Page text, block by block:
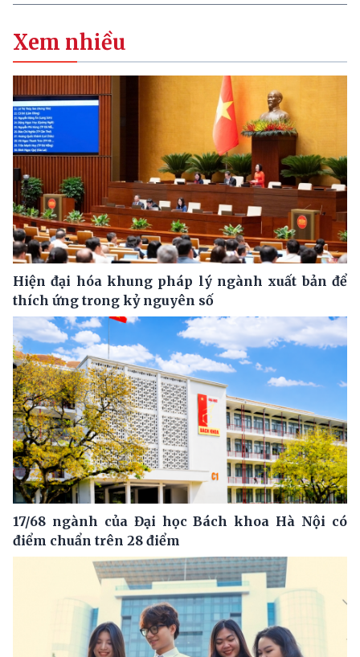
Xem nhiều
Hiện đại hóa khung pháp lý ngành xuất bản để
thích ứng trong kỷ nguyên số
17/68 ngành của Đại học Bách khoa Hà Nội có
điểm chuẩn trên 28 điểm